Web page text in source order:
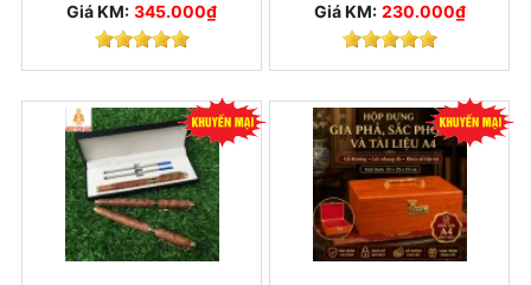
Giá KM: 345.000₫
Giá KM: 230.000₫